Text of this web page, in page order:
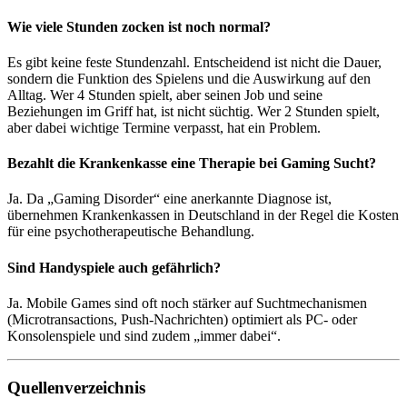
Wie viele Stunden zocken ist noch normal?
Es gibt keine feste Stundenzahl. Entscheidend ist nicht die Dauer,
sondern die Funktion des Spielens und die Auswirkung auf den
Alltag. Wer 4 Stunden spielt, aber seinen Job und seine
Beziehungen im Griff hat, ist nicht süchtig. Wer 2 Stunden spielt,
aber dabei wichtige Termine verpasst, hat ein Problem.
Bezahlt die Krankenkasse eine Therapie bei Gaming Sucht?
Ja. Da „Gaming Disorder“ eine anerkannte Diagnose ist,
übernehmen Krankenkassen in Deutschland in der Regel die Kosten
für eine psychotherapeutische Behandlung.
Sind Handyspiele auch gefährlich?
Ja. Mobile Games sind oft noch stärker auf Suchtmechanismen
(Microtransactions, Push-Nachrichten) optimiert als PC- oder
Konsolenspiele und sind zudem „immer dabei“.
Quellenverzeichnis